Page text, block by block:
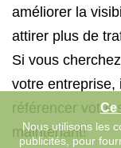
améliorer la
attirer plus de
Si vous
votre entreprise,
référencer votre
maintenant!
Ce
Nous utilisons les
publicités, pour